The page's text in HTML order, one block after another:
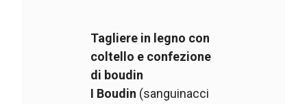
Tagliere in legno con
coltello e confezione
di boudin
I Boudin (sanguinacci